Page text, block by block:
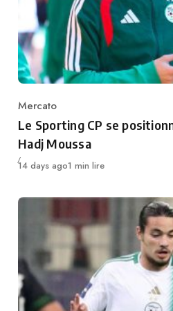
Category
Mercato
Le Sporting CP se
Hadj Moussa
Publié
14 days ago1 min lire